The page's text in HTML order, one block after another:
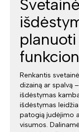
Renkantis
dizainą ar spalvą
išdėstymas
išdėstymas
patogią judėjimo
visumos.